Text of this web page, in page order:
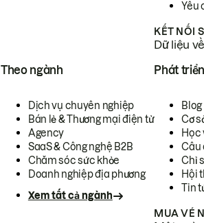
Yêu
KẾT NỐI
Dữ liệu
Theo ngành
Dịch vụ chuyên nghiệp
Bán lẻ & Thương mại điện tử
Agency
SaaS & Công nghệ B2B
Chăm sóc sức khỏe
Doanh nghiệp địa phương
Xem tất cả ngành
Phát
Blog
Cơ
Học
Câu
Chỉ
Hội
Tin
MUA VÉ